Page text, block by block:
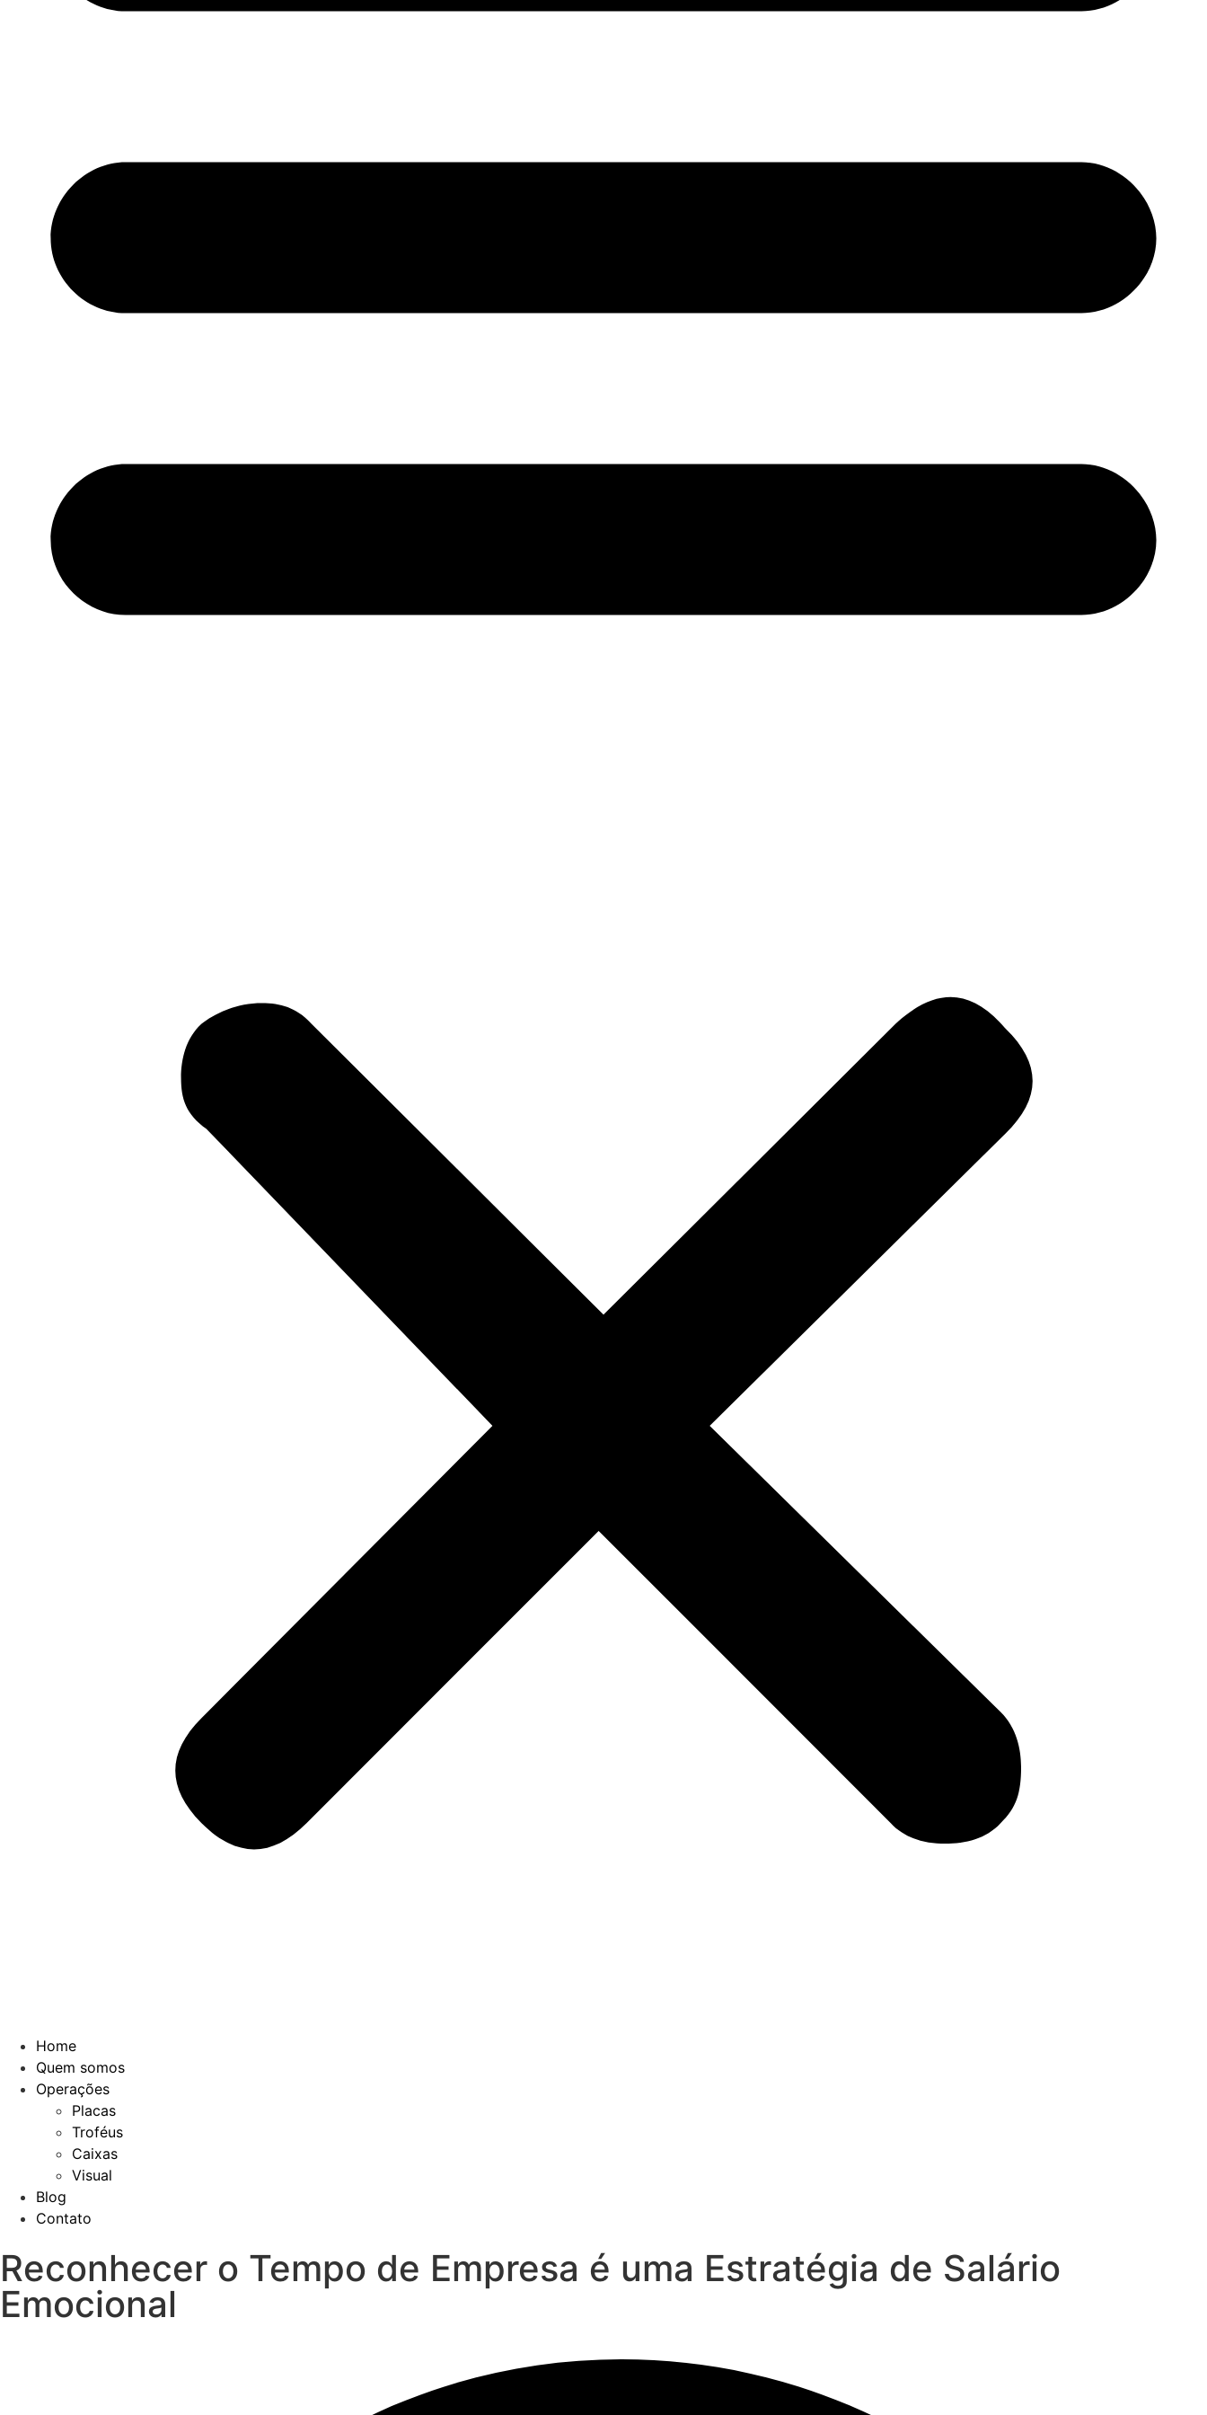
Home
Quem somos
Operações
Placas
Troféus
Caixas
Visual
Blog
Contato
Reconhecer o Tempo de Empresa é uma Estratégia de Salário
Emocional